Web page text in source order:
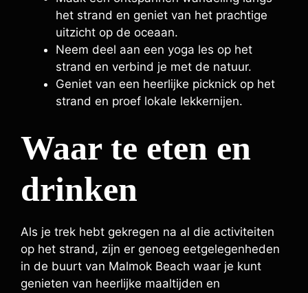
het strand en geniet van het prachtige
uitzicht op de oceaan.
Neem deel aan een yoga les op het
strand en verbind je met de natuur.
Geniet van een heerlijke picknick op het
strand en proef lokale lekkernijen.
Waar te eten en
drinken
Als je trek hebt gekregen na al die activiteiten
op het strand, zijn er genoeg eetgelegenheden
in de buurt van Malmok Beach waar je kunt
genieten van heerlijke maaltijden en